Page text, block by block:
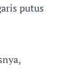
putus